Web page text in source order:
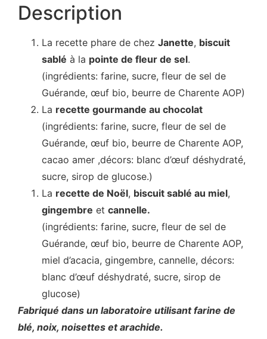
Description
La recette phare de chez Janette, biscuit
sablé à la pointe de fleur de sel.
(ingrédients: farine, sucre, fleur de sel de
Guérande, œuf bio, beurre de Charente AOP)
La recette gourmande au chocolat
(ingrédients: farine, sucre, fleur de sel de
Guérande, œuf bio, beurre de Charente AOP,
cacao amer ,décors: blanc d’œuf déshydraté,
sucre, sirop de glucose.)
La recette de Noël, biscuit sablé au miel,
gingembre et cannelle.
(ingrédients: farine, sucre, fleur de sel de
Guérande, œuf bio, beurre de Charente AOP,
miel d’acacia, gingembre, cannelle, décors:
blanc d’œuf déshydraté, sucre, sirop de
glucose)
Fabriqué dans un laboratoire utilisant farine de
blé, noix, noisettes et arachide.